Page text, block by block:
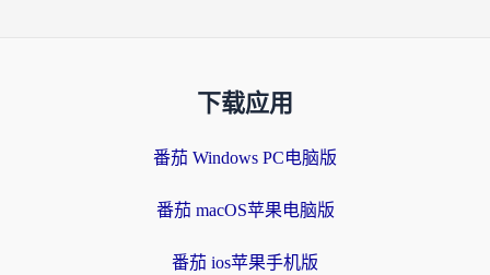
下载应用
番茄 Windows PC电脑版
番茄 macOS苹果电脑版
番茄 ios苹果手机版